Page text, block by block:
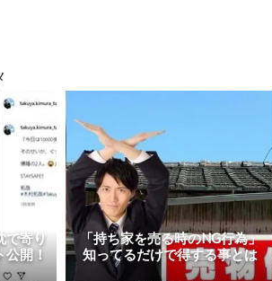
で寄り
公開！
「持ち家を売る時のNG行為」
知ってるだけで得する事とは